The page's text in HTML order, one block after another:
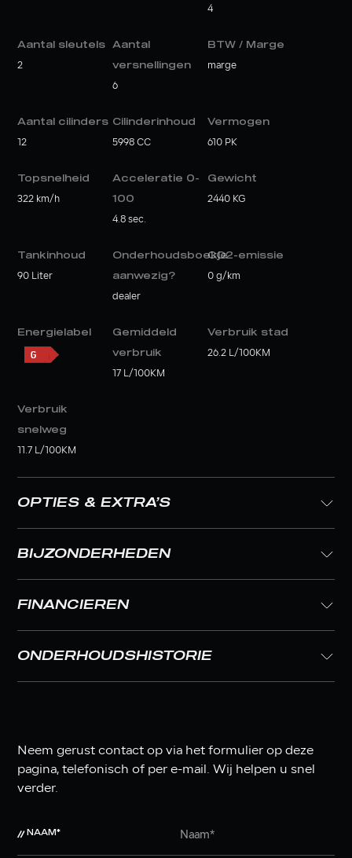
4
Aantal sleutels
2
Aantal
versnellingen
6
BTW / Marge
marge
Aantal cilinders
12
Cilinderinhoud
5998 CC
Vermogen
610 PK
Topsnelheid
322 km/h
Acceleratie 0-
100
4.8 sec.
Gewicht
2440 KG
Tankinhoud
90 Liter
Onderhoudsboekje
aanwezig?
dealer
CO2-emissie
0 g/km
Energielabel Gemiddeld
verbruik
17 L/100KM
Verbruik stad
26.2 L/100KM
Verbruik
snelweg
11.7 L/100KM
OPTIES & EXTRA’S
BIJZONDERHEDEN
FINANCIEREN
ONDERHOUDSHISTORIE
Neem gerust contact op via het formulier op deze
pagina, telefonisch of per e-mail. Wij helpen u snel
verder.
NAAM*